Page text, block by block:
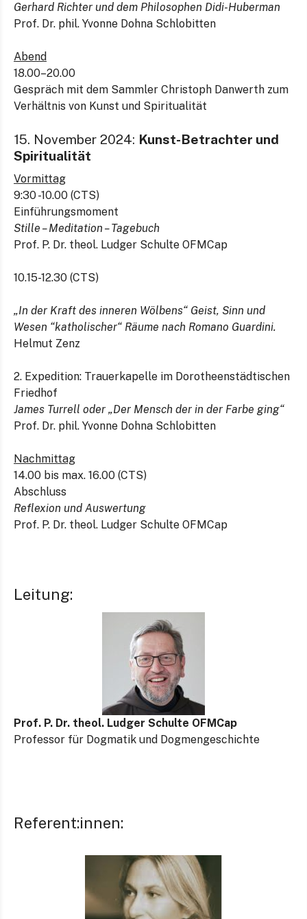
Gerhard Richter und dem Philosophen Didi-Huberman
Prof. Dr. phil. Yvonne Dohna Schlobitten
Abend
18.00–20.00
Gespräch mit dem Sammler Christoph Danwerth zum
Verhältnis von Kunst und Spiritualität
15. November 2024: Kunst-Betrachter und
Spiritualität
Vormittag
9:30 -10.00 (CTS)
Einführungsmoment
Stille – Meditation – Tagebuch
Prof. P. Dr. theol. Ludger Schulte OFMCap
10.15-12.30 (CTS)
„In der Kraft des inneren Wölbens“ Geist, Sinn und
Wesen “katholischer“ Räume nach Romano Guardini.
Helmut Zenz
2. Expedition: Trauerkapelle im Dorotheenstädtischen
Friedhof
James Turrell oder „Der Mensch der in der Farbe ging“
Prof. Dr. phil. Yvonne Dohna Schlobitten
Nachmittag
14.00 bis max. 16.00 (CTS)
Abschluss
Reflexion und Auswertung
Prof. P. Dr. theol. Ludger Schulte OFMCap
Leitung:
Prof. P. Dr. theol. Ludger Schulte OFMCap
Professor für Dogmatik und Dogmengeschichte
Referent:innen: